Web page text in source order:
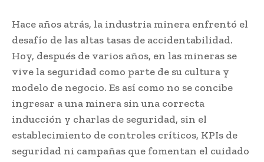
Hace años atrás, la industria minera enfrentó el
desafío de las altas tasas de accidentabilidad.
Hoy, después de varios años, en las mineras se
vive la seguridad como parte de su cultura y
modelo de negocio. Es así como no se concibe
ingresar a una minera sin una correcta
inducción y charlas de seguridad, sin el
establecimiento de controles críticos, KPIs de
seguridad ni campañas que fomentan el cuidado